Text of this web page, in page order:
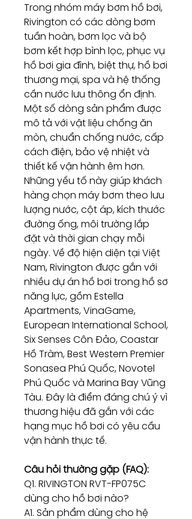
Trong nhóm máy bơm hồ bơi,
Rivington có các dòng bơm
tuần hoàn, bơm lọc và bộ
bơm kết hợp bình lọc, phục vụ
hồ bơi gia đình, biệt thự, hồ bơi
thương mại, spa và hệ thống
cần nước lưu thông ổn định.
Một số dòng sản phẩm được
mô tả với vật liệu chống ăn
mòn, chuẩn chống nước, cấp
cách điện, bảo vệ nhiệt và
thiết kế vận hành êm hơn.
Những yếu tố này giúp khách
hàng chọn máy bơm theo lưu
lượng nước, cột áp, kích thước
đường ống, môi trường lắp
đặt và thời gian chạy mỗi
ngày. Về độ hiện diện tại Việt
Nam, Rivington được gắn với
nhiều dự án hồ bơi trong hồ sơ
năng lực, gồm Estella
Apartments, VinaGame,
European International School,
Six Senses Côn Đảo, Coastar
Hồ Tràm, Best Western Premier
Sonasea Phú Quốc, Novotel
Phú Quốc và Marina Bay Vũng
Tàu. Đây là điểm đáng chú ý vì
thương hiệu đã gắn với các
hạng mục hồ bơi có yêu cầu
vận hành thực tế.
Câu hỏi thường gặp (FAQ):
Q1. RIVINGTON RVT-FP075C
dùng cho hồ bơi nào?
A1. Sản phẩm dùng cho hệ